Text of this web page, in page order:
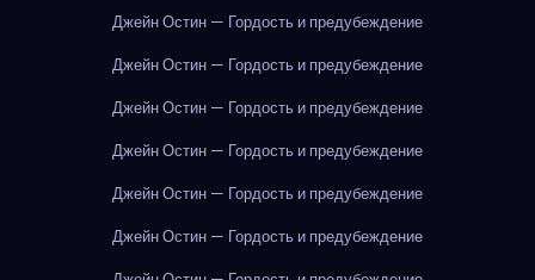
Джейн Остин — Гордость и предубеждение
Джейн Остин — Гордость и предубеждение
Джейн Остин — Гордость и предубеждение
Джейн Остин — Гордость и предубеждение
Джейн Остин — Гордость и предубеждение
Джейн Остин — Гордость и предубеждение